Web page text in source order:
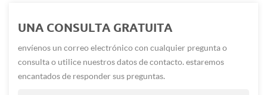
UNA CONSULTA GRATUITA
envíenos un correo electrónico con cualquier pregunta o
consulta o utilice nuestros datos de contacto. estaremos
encantados de responder sus preguntas.